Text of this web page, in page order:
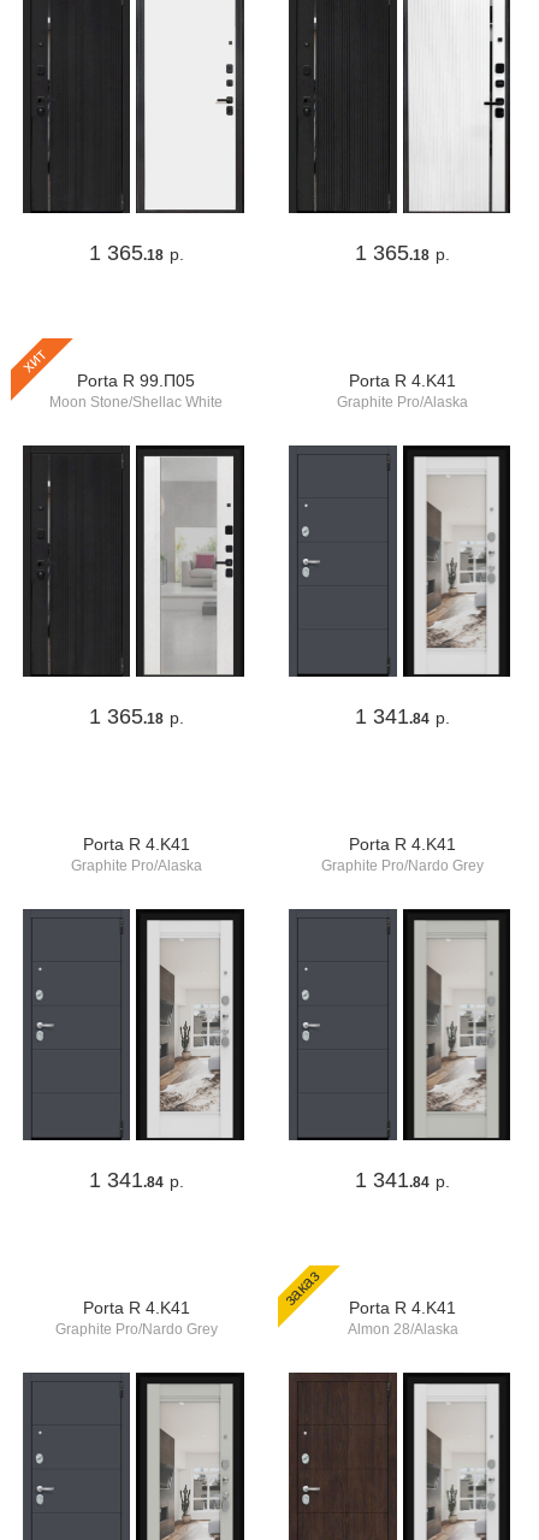
1 365.18 р. 1 365.18 р.
хит
Porta R 99.П05
Moon Stone/Shellac White
1 365.18 р.
Porta R 4.K41
Graphite Pro/Alaska
1 341.84 р.
Porta R 4.K41
Graphite Pro/Alaska
1 341.84 р.
Porta R 4.K41
Graphite Pro/Nardo Grey
1 341.84 р.
Porta R 4.K41
Graphite Pro/Nardo Grey
заказ Porta R 4.K41
Almon 28/Alaska